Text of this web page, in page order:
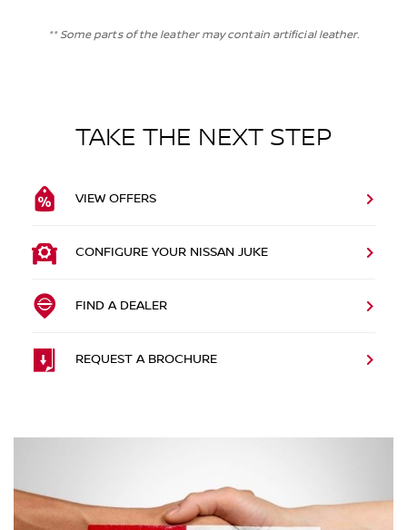
** Some parts of the leather may contain artificial leather.
TAKE THE NEXT STEP
VIEW OFFERS
CONFIGURE YOUR NISSAN JUKE
FIND A DEALER
REQUEST A BROCHURE